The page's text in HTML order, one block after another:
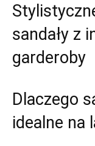
sandały z
garderoby
Dlaczego
idealne na